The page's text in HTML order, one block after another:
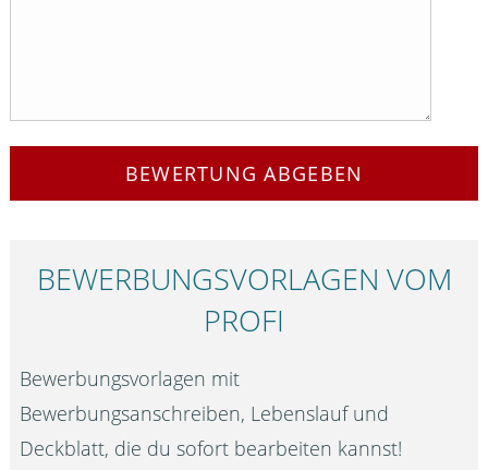
BEWERTUNG ABGEBEN
BEWERBUNGS­VORLAGEN VOM
PROFI
Bewerbungsvorlagen mit
Bewerbungsanschreiben, Lebenslauf und
Deckblatt, die du sofort bearbeiten kannst!